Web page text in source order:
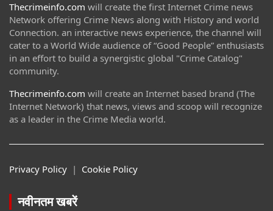
Thecrimeinfo.com will create the first Internet Crime news
Network offering Crime News along with History and world
Connection. an interactive news experience, the channel will
cater to a World Wide audience of “Good People” enthusiasts
in an effort to build a synergistic global "Crime Catalog"
community.
Thecrimeinfo.com will create an Internet based brand (The
Internet Network) that news, views and scoop will recognize
as a leader in the Crime Media world.
Privacy Policy | Cookie Policy
नवीनतम खबरें